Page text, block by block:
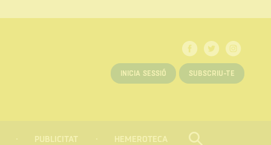
INICIA SESSIÓ SUBSCRIU-TE
PUBLICITAT HEMEROTECA